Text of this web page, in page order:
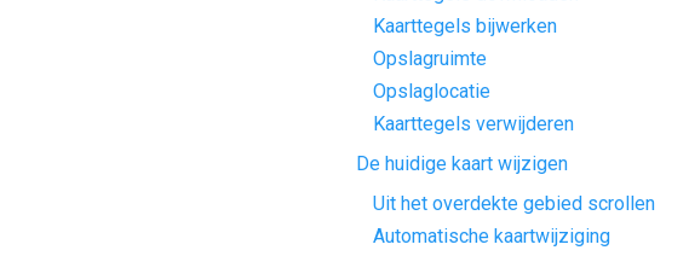
Kaarttegels bijwerken
Opslagruimte
Opslaglocatie
Kaarttegels verwijderen
De huidige kaart wijzigen
Uit het overdekte gebied scrollen
Automatische kaartwijziging